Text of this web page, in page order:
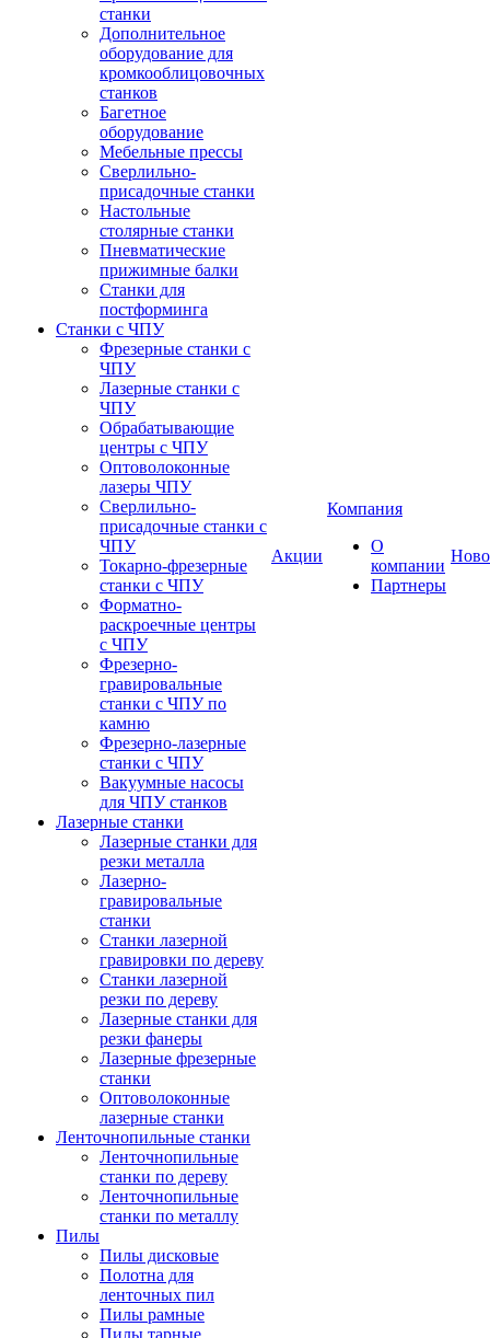
станки
Дополнительное
оборудование для
кромкооблицовочных
станков
Багетное
оборудование
Мебельные прессы
Сверлильно-
присадочные станки
Настольные
столярные станки
Пневматические
прижимные балки
Станки для
постформинга
Станки с ЧПУ
Фрезерные станки с
ЧПУ
Лазерные станки с
ЧПУ
Обрабатывающие
центры с ЧПУ
Оптоволоконные
лазеры ЧПУ
Сверлильно-
присадочные станки с
ЧПУ
Токарно-фрезерные
станки с ЧПУ
Форматно-
раскроечные центры
с ЧПУ
Фрезерно-
гравировальные
станки с ЧПУ по
камню
Фрезерно-лазерные
станки с ЧПУ
Вакуумные насосы
для ЧПУ станков
Лазерные станки
Лазерные станки для
резки металла
Лазерно-
гравировальные
станки
Станки лазерной
гравировки по дереву
Станки лазерной
резки по дереву
Лазерные станки для
резки фанеры
Лазерные фрезерные
станки
Оптоволоконные
лазерные станки
Ленточнопильные станки
Ленточнопильные
станки по дереву
Ленточнопильные
станки по металлу
Пилы
Пилы дисковые
Полотна для
ленточных пил
Пилы рамные
Пилы тарные
Акции
Компания
О
компании
Партнеры